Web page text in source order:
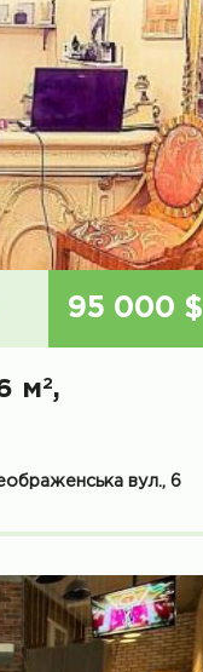
95 000 $
м2,
вул., 6